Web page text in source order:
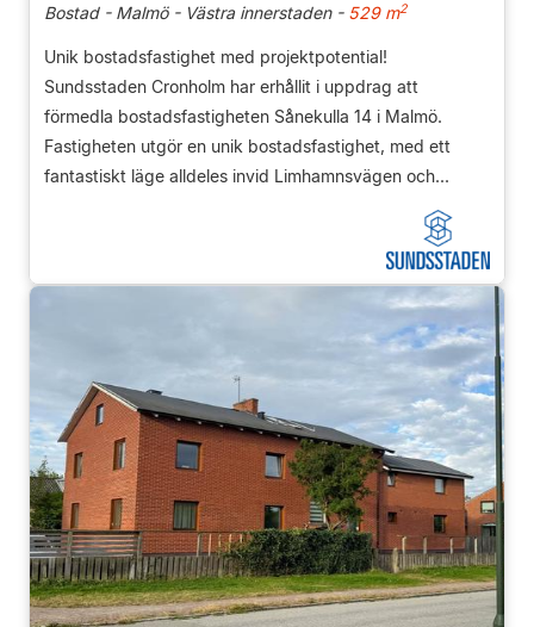
Bostad - Malmö - Västra innerstaden -529 m2
Unik bostadsfastighet med projektpotential!
Sundsstaden Cronholm har erhållit i uppdrag att
förmedla bostadsfastigheten Sånekulla 14 i Malmö.
Fastigheten utgör en unik bostadsfastighet, med ett
fantastiskt läge alldeles invid Limhamnsvägen och...